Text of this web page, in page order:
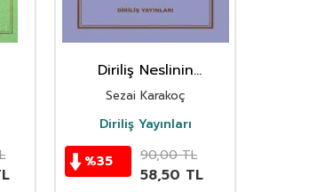
Diriliş Neslinin
Amentüsü
Sezai Karakoç
Diriliş Yayınları
%35 90,00TL
58,50 TL